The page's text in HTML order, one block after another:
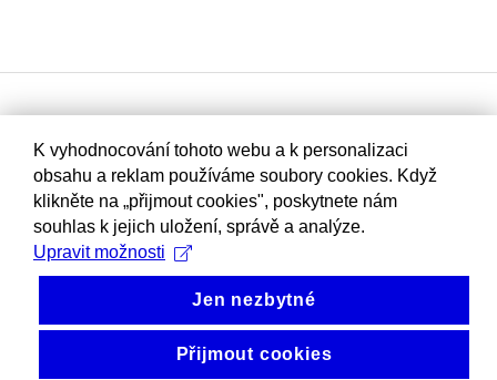
K vyhodnocování tohoto webu a k personalizaci
obsahu a reklam používáme soubory cookies. Když
klikněte na „přijmout cookies", poskytnete nám
souhlas k jejich uložení, správě a analýze.
Upravit možnosti
Jen nezbytné
Přijmout cookies